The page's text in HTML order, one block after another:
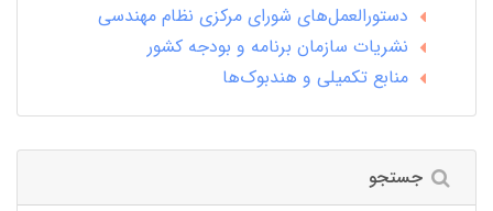
دستورالعمل‌های شورای مرکزی نظام مهندسی
نشریات سازمان برنامه و بودجه کشور
منابع تکمیلی و هندبوک‌ها
جستجو